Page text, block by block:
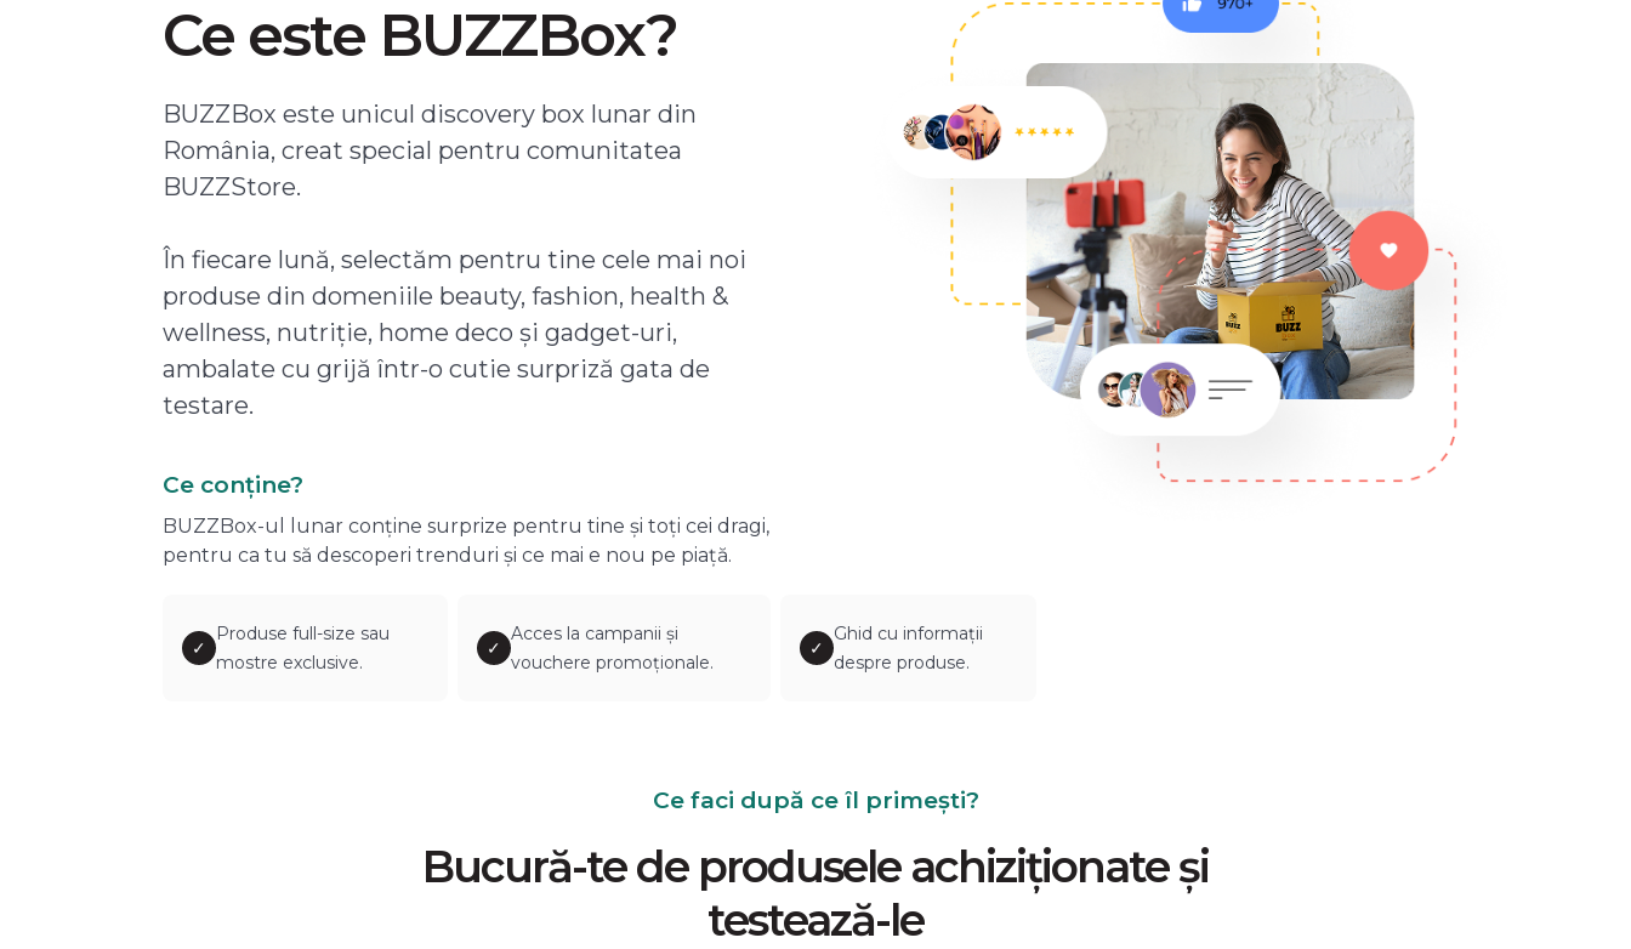
Ce este BUZZBox?
BUZZBox este unicul discovery box lunar din
România, creat special pentru comunitatea
BUZZStore.
În fiecare lună, selectăm pentru tine cele mai noi
produse din domeniile beauty, fashion, health &
wellness, nutriție, home deco și gadget-uri,
ambalate cu grijă într-o cutie surpriză gata de
testare.
Ce conține?
BUZZBox-ul lunar conține surprize pentru tine și toți cei dragi,
pentru ca tu să descoperi trenduri și ce mai e nou pe piață.
✓
Produse full-size sau
mostre exclusive.
✓
Acces la campanii și
vouchere promoționale.
✓
Ghid cu informații
despre produse.
Ce faci după ce îl primești?
Bucură-te de produsele achiziționate și
testează-le